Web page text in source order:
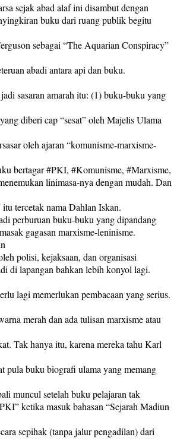
sejak abad alaf ini disambut dengan
buku dari ruang publik begitu
sebagai “The Aquarian Conspiracy”
abadi antara api dan buku.
sasaran amarah itu: (1) buku-buku yang
diberi cap “sesat” oleh Majelis Ulama
oleh ajaran “komunisme-marxisme-
bertagar #PKI, #Komunisme, #Marxisme,
linimasa-nya dengan mudah. Dan
tercetak nama Dahlan Iskan.
perburuan buku-buku yang dipandang
gagasan marxisme-leninisme.
polisi, kejaksaan, dan organisasi
di lapangan bahkan lebih konyol lagi.
lagi memerlukan pembacaan yang serius.
merah dan ada tulisan marxisme atau
Tak hanya itu, karena mereka tahu Karl
pula buku biografi ulama yang memang
muncul setelah buku pelajaran tak
ketika masuk bahasan “Sejarah Madiun
sepihak (tanpa jalur pengadilan) dari